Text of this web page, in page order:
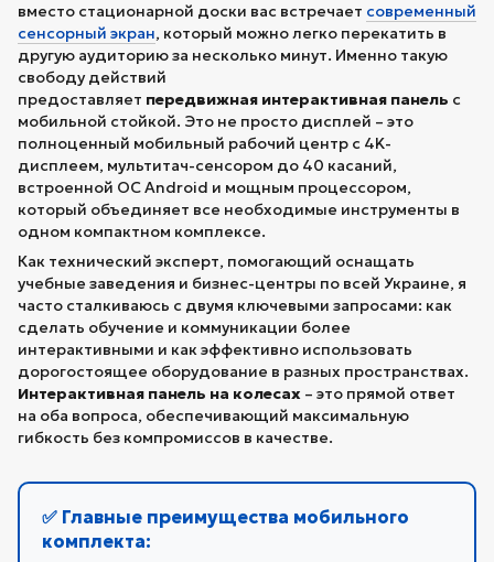
вместо стационарной доски вас встречает современный
сенсорный экран, который можно легко перекатить в
другую аудиторию за несколько минут. Именно такую
свободу действий
предоставляет передвижная интерактивная панель с
мобильной стойкой. Это не просто дисплей – это
полноценный мобильный рабочий центр с 4K-
дисплеем, мультитач-сенсором до 40 касаний,
встроенной ОС Android и мощным процессором,
который объединяет все необходимые инструменты в
одном компактном комплексе.
Как технический эксперт, помогающий оснащать
учебные заведения и бизнес-центры по всей Украине, я
часто сталкиваюсь с двумя ключевыми запросами: как
сделать обучение и коммуникации более
интерактивными и как эффективно использовать
дорогостоящее оборудование в разных пространствах.
Интерактивная панель на колесах – это прямой ответ
на оба вопроса, обеспечивающий максимальную
гибкость без компромиссов в качестве.
✅ Главные преимущества мобильного
комплекта: